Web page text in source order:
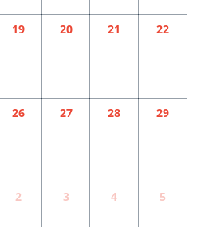
19 20 21 22
26 27 28 29
2 3 4 5